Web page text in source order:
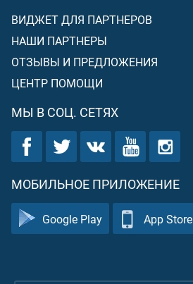
ВИДЖЕТ ДЛЯ ПАРТНЕРОВ
НАШИ ПАРТНЕРЫ
ОТЗЫВЫ И ПРЕДЛОЖЕНИЯ
ЦЕНТР ПОМОЩИ
МЫ В СОЦ. СЕТЯХ
МОБИЛЬНОЕ ПРИЛОЖЕНИЕ
Google Play App Store